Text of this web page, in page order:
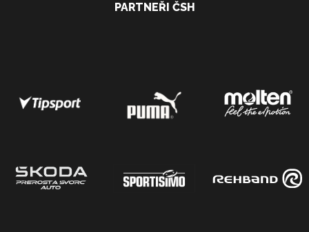
PARTNEŘI ČSH